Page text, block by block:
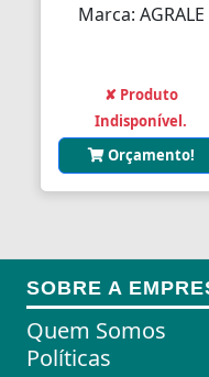
Almofadas
Alças
Alças
Alças para
Amplificadores
Andadores
Aneis para
Marca: AGRALE
✘ Produto
Indisponível.
Orçamento!
SOBRE A
Quem Somos
Políticas